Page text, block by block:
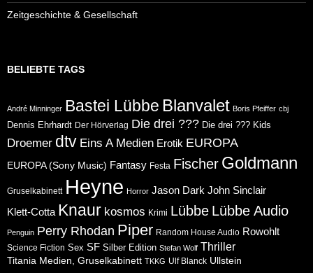
Zeitgeschichte & Gesellschaft
BELIEBTE TAGS
André Minninger Bastei Lübbe Blanvalet Boris Pfeiffer cbj
Dennis Ehrhardt Der Hörverlag Die drei ??? Die drei ??? Kids
Droemer dtv Eins A Medien Erotik EUROPA
EUROPA (Sony Music) Fantasy Festa Fischer Goldmann
Gruselkabinett Heyne Horror Jason Dark John Sinclair
Klett-Cotta Knaur kosmos Krimi Lübbe Lübbe Audio
Penguin Perry Rhodan Piper Random House Audio Rowohlt
Science Fiction Sex SF Silber Edition Stefan Wolf Thriller
Titania Medien, Gruselkabinett TKKG Ulf Blanck Ullstein